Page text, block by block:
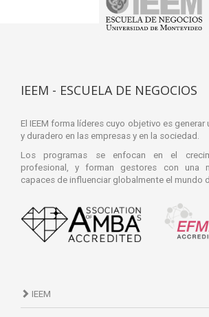
IEEM - ESCUELA DE NEGOCIOS
El IEEM forma líderes cuyo objetivo es
y duradero en las empresas y en la sociedad.
Los programas se enfocan en el
profesional, y forman gestores con una
capaces de influenciar globalmente el mundo
IEEM